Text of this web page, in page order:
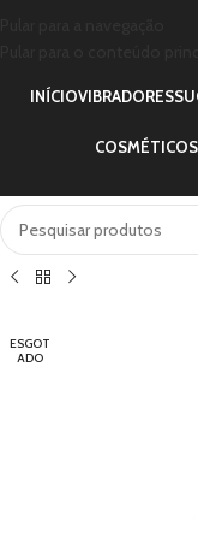
INÍCIOVIBRADORES
COSMÉTICOS
ESGOT
ADO